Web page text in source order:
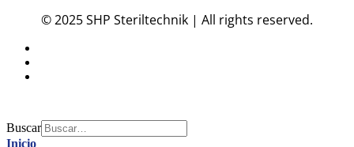
© 2025 SHP Steriltechnik | All rights reserved.
Buscar
Inicio